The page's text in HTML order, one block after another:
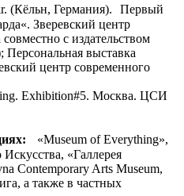
(Кёльн, Германия). Первый
Зверевский центр
с издательством
выставка
центр современного
Exhibition#5. Москва. ЦСИ
«Museum of Everything»,
«Галлерея
Contemporary Arts Museum,
а также в частных